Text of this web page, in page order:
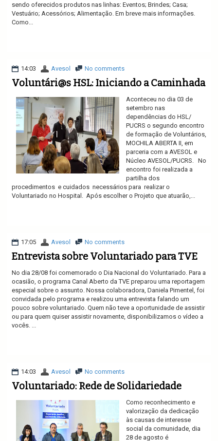
sendo oferecidos produtos nas linhas: Eventos; Brindes; Casa;
Vestuário; Acessórios; Alimentação. Em breve mais informações.
Como...
14:03 Avesol No comments
Voluntári@s HSL: Iniciando a Caminhada
Aconteceu no dia 03 de
setembro nas
dependências do HSL/
PUCRS o segundo encontro
de formação de Voluntários,
MOCHILA ABERTA II, em
parceria com a AVESOL e
Núcleo AVESOL/PUCRS. No
encontro foi realizada a
partilha dos
procedimentos e cuidados necessários para realizar o
Voluntariado no Hospital. Após escolher o Projeto que atuarão,...
17:05 Avesol No comments
Entrevista sobre Voluntariado para TVE
No dia 28/08 foi comemorado o Dia Nacional do Voluntariado. Para a
ocasião, o programa Canal Aberto da TVE preparou uma reportagem
especial sobre o assunto. Nossa colaboradora, Daniela Pimentel, foi
convidada pelo programa e realizou uma entrevista falando um
pouco sobre voluntariado. Quem não teve a oportunidade de assistir
ou para quem quiser assistir novamente, disponibilizamos o vídeo a
vocês. ...
14:03 Avesol No comments
Voluntariado: Rede de Solidariedade
Como reconhecimento e
valorização da dedicação
às causas de interesse
social da comunidade, dia
28 de agosto é